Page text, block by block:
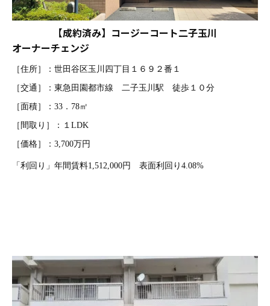
【成約済み】コージーコート二子玉川
オーナーチェンジ
［住所］：世田谷区玉川四丁目１６９２番１
［交通］：東急田園都市線 二子玉川駅 徒歩１０分
［面積］：33．78㎡
［間取り］：１LDK
［価格］：3,700万円
「利回り」年間賃料1,512,000円 表面利回り4.08%